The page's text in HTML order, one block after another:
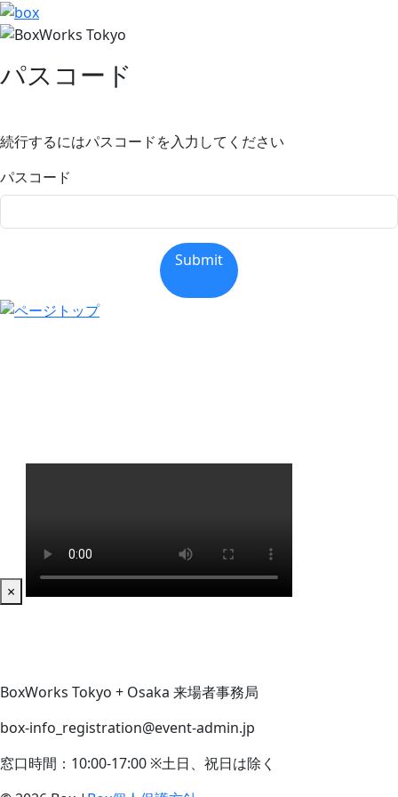
パスコード
続行するにはパスコードを入力してください
パスコード
Submit
BoxWorks Tokyo + Osaka 来場者事務局
box-info_registration@event-admin.jp
窓口時間：10:00-17:00 ※土日、祝日は除く
×